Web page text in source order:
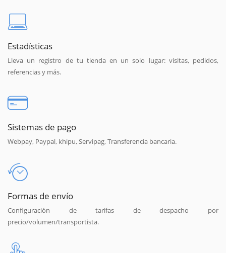
Estadísticas
Lleva un registro de tu tienda en un solo lugar: visitas, pedidos,
referencias y más.
Sistemas de pago
Webpay, Paypal, khipu, Servipag, Transferencia bancaria.
Formas de envío
Configuración de tarifas de despacho por
precio/volumen/transportista.